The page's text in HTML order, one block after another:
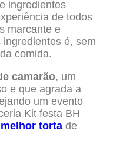
ingredientes
de todos
marcante e
é, sem
comida.
camarão, um
e que agrada a
um evento
Kit festa BH
melhor torta de